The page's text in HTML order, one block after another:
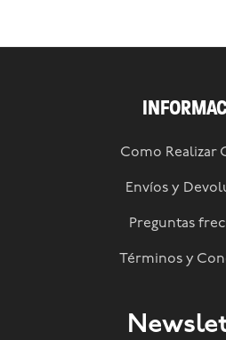
Como Realizar
Envíos y
Preguntas
Términos y